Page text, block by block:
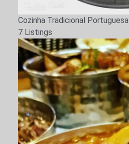
Cozinha Tradicional Portuguesa
7 Listings